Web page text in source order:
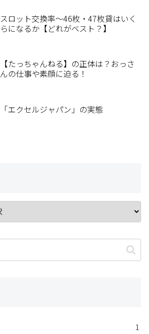
スロット交換率～46枚・47枚貸はいく
らになるか【どれがベスト？】
【たっちゃんねる】の正体は？おっさ
んの仕事や素顔に迫る！
「エクセルジャパン」の実態
1